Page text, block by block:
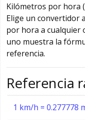
Kilómetros por hora
Elige un convertidor
por hora a cualquier
uno muestra la
referencia.
Referencia
1 km/h = 0.277778